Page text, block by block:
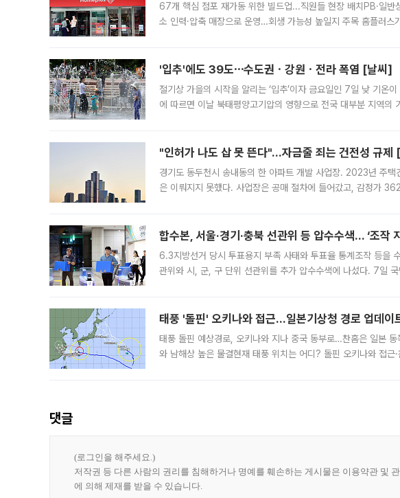
67개 핵심 점포 재가동 위한 빌드업...직원들 현장 배치PB·일반
소 인력·압축 매장으로 운영…회생 가능성 높일지 주목 홈플러
'입추'에도 39도⋯수도권ㆍ강원ㆍ전라 폭염 [날씨]
절기상 가을의 시작을 알리는 ‘입추’이자 금요일인 7일 낮 기온
에 따르면 이날 북태평양고기압의 영향으로 전국 대부분 지역
"인허가 나도 삽 못 뜬다"…자금줄 죄는 건전성 규
경기도 동두천시 송내동의 한 아파트 개발 사업장. 2023년 주택
은 이뤄지지 못했다. 사업장은 공매 절차에 들어갔고, 감정가
합수본, 서울·경기·충북 선관위 등 압수수색… ‘조작
6.3지방선거 당시 투표용지 부족 사태와 투표율 통계조작 등을
관위와 시, 군, 구 단위 선관위를 추가 압수수색에 나섰다. 7일
태풍 '돌핀' 오키나와 접근…일본기상청 경로 업데이
태풍 돌핀 예상경로, 오키나와 지나 중국 동부로…찬홈은 일본
와 남해상 높은 물결현재 태풍 위치는 어디? 돌핀 오키나와 접근
댓글